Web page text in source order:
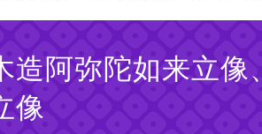
阿弥陀如来立像
像